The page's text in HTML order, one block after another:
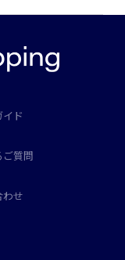
ド
ご質問
わせ